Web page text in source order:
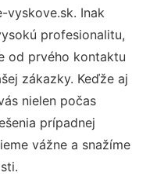
vyskove.sk. Inak
profesionalitu,
od prvého kontaktu
zákazky. Keďže aj
nielen počas
prípadnej
vážne a snažíme